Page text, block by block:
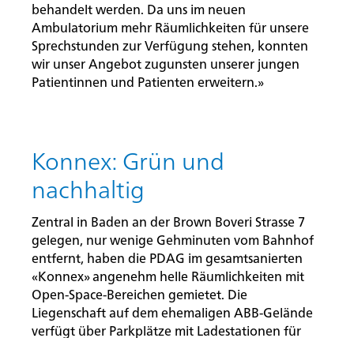
Rootline Navigation
Startseite
behandelt werden. Da uns im neuen
Ambulatorium mehr Räumlichkeiten für unsere
Sprechstunden zur Verfügung stehen, konnten
wir unser Angebot zugunsten unserer jungen
Patientinnen und Patienten erweitern.»
Konnex: Grün und
nachhaltig
Zentral in Baden an der Brown Boveri Strasse 7
gelegen, nur wenige Gehminuten vom Bahnhof
entfernt, haben die PDAG im gesamtsanierten
«Konnex» angenehm helle Räumlichkeiten mit
Open-Space-Bereichen gemietet. Die
Liegenschaft auf dem ehemaligen ABB-Gelände
verfügt über Parkplätze mit Ladestationen für